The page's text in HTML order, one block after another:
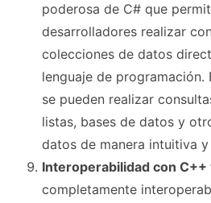
poderosa de C# que
desarrolladores realizar
colecciones de datos
lenguaje de programación.
se pueden realizar
listas, bases de datos y
datos de manera intuitiva
Interoperabilidad con C++
completamente